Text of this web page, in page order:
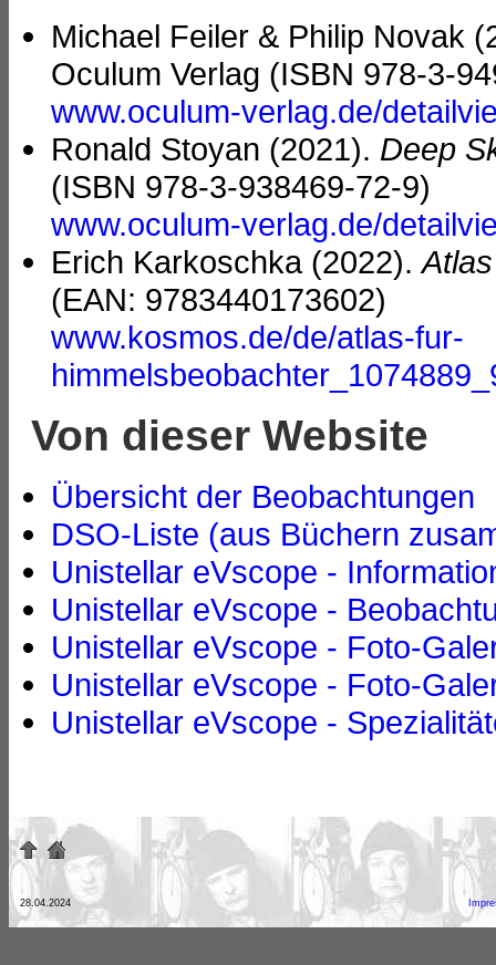
Michael Feiler & Philip Novak
Oculum Verlag (ISBN 978-3-
www.oculum-verlag.de/
Ronald Stoyan (2021). Deep
(ISBN 978-3-938469-72-9)
www.oculum-verlag.de/
Erich Karkoschka (2022).
(EAN: 9783440173602)
www.kosmos.de/de/atlas-fur-
Von dieser Website
Übersicht der Beobachtungen
DSO-Liste (aus Büchern
Unistellar eVscope -
Unistellar eVscope -
Unistellar eVscope - Foto-
Unistellar eVscope - Foto-
Unistellar eVscope -
28.04.2024